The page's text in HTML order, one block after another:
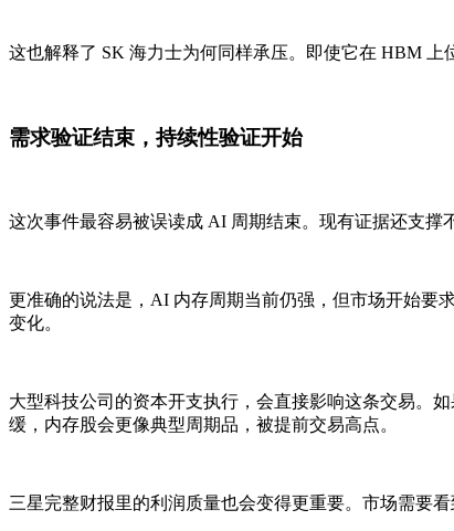
这也解释了 SK 海力士为何同样承压。即使它在 HBM
需求验证结束，持续性验证开始
这次事件最容易被误读成 AI 周期结束。现有证据还支撑
更准确的说法是，AI 内存周期当前仍强，但市场开始要
变化。
大型科技公司的资本开支执行，会直接影响这条交易。
缓，内存股会更像典型周期品，被提前交易高点。
三星完整财报里的利润质量也会变得更重要。市场需要